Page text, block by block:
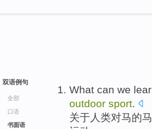
双语例句
全部
口语
书面语
What can we
outdoor sport.
关于人类对马的